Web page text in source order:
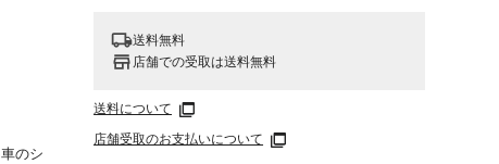
送料無料
店舗での受取は送料無料
送料について
店舗受取のお支払いについて
のシ